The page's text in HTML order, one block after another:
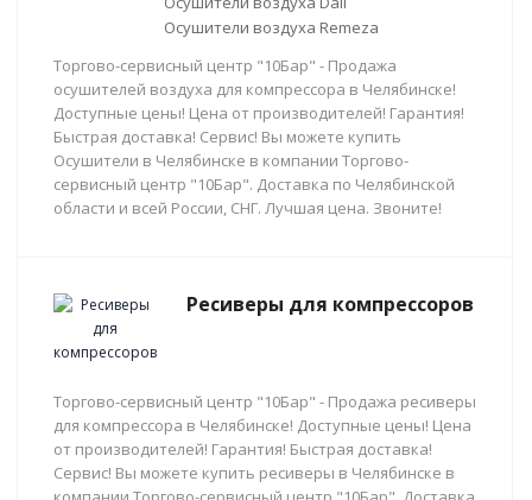
Осушители воздуха Remeza
Торгово-сервисный центр "10Бар" - Продажа
осушителей воздуха для компрессора в Челябинске!
Доступные цены! Цена от производителей! Гарантия!
Быстрая доставка! Сервис! Вы можете купить
Осушители в Челябинске в компании Торгово-
сервисный центр "10Бар". Доставка по Челябинской
области и всей России, СНГ. Лучшая цена. Звоните!
Ресиверы для компрессоров
Торгово-сервисный центр "10Бар" - Продажа ресиверы
для компрессора в Челябинске! Доступные цены! Цена
от производителей! Гарантия! Быстрая доставка!
Сервис! Вы можете купить ресиверы в Челябинске в